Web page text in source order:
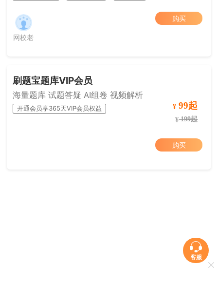
网校老
购买
刷题宝题库VIP会员
海量题库 试题答疑 AI组卷 视频解析
开通会员享365天VIP会员权益 ¥ 99起
¥199起
购买
客服